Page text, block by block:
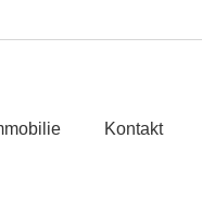
Kontakt